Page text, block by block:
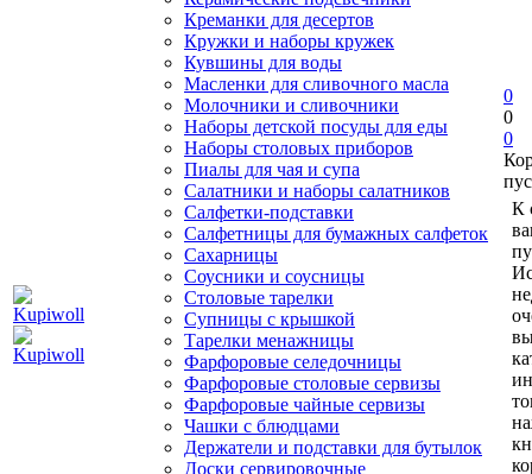
Креманки для десертов
Кружки и наборы кружек
Кувшины для воды
Масленки для сливочного масла
Молочники и сливочники
Наборы детской посуды для еды
Наборы столовых приборов
Пиалы для чая и супа
Салатники и наборы салатников
Салфетки-подставки
Салфетницы для бумажных салфеток
Сахарницы
Соусники и соусницы
Столовые тарелки
Супницы с крышкой
Тарелки менажницы
Фарфоровые селедочницы
Фарфоровые столовые сервизы
Фарфоровые чайные сервизы
Чашки с блюдцами
Держатели и подставки для бутылок
Доски сервировочные
0
0
0
К